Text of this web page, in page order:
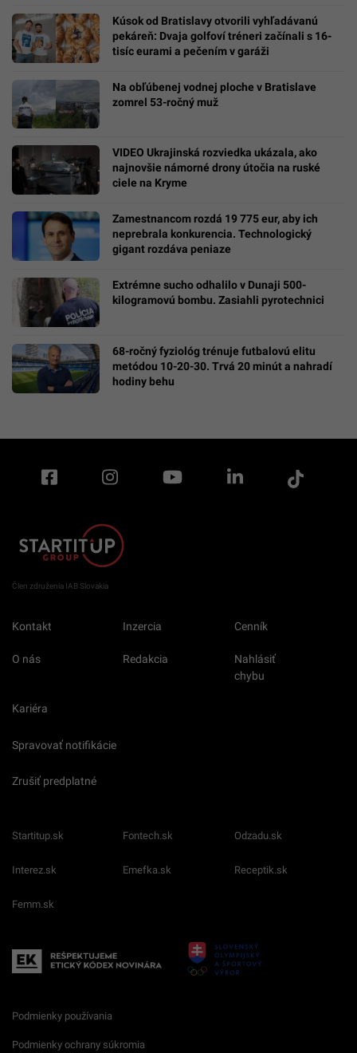
Kúsok od Bratislavy otvorili vyhľadávanú
pekáreň: Dvaja golfoví tréneri začínali s 16-
tisíc eurami a pečením v garáži
Na obľúbenej vodnej ploche v Bratislave
zomrel 53-ročný muž
VIDEO Ukrajinská rozviedka ukázala, ako
najnovšie námorné drony útočia na ruské
ciele na Kryme
Zamestnancom rozdá 19 775 eur, aby ich
neprebrala konkurencia. Technologický
gigant rozdáva peniaze
Extrémne sucho odhalilo v Dunaji 500-
kilogramovú bombu. Zasiahli pyrotechnici
68-ročný fyziológ trénuje futbalovú elitu
metódou 10-20-30. Trvá 20 minút a nahradí
hodiny behu
Člen združenia IAB Slovakia
Kontakt Inzercia Cenník
O nás Redakcia
Nahlásiť
chybu
Kariéra
Spravovať notifikácie
Zrušiť predplatné
Startitup.sk Fontech.sk Odzadu.sk
Interez.sk Emefka.sk Receptik.sk
Femm.sk
Podmienky používania
Podmienky ochrany súkromia